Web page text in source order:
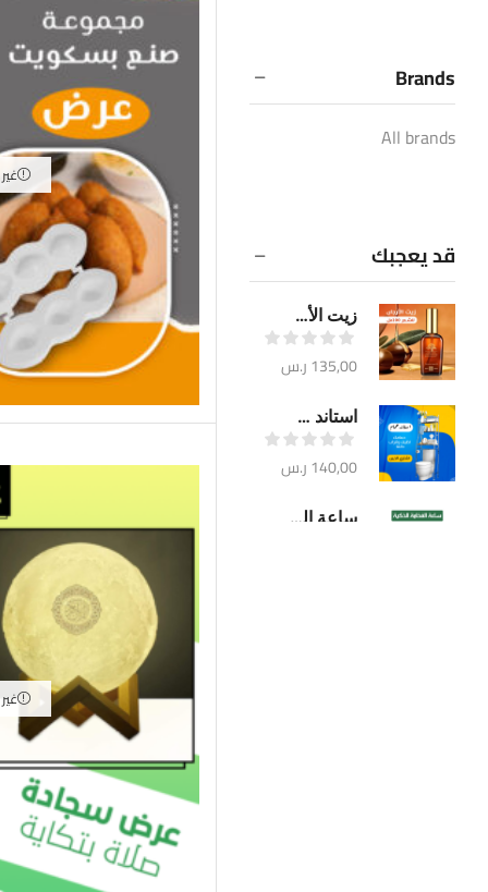
Brands
All brands
قد يعجبك
زيت الأرجان لإنبات الشعر 100مل
135,00ر.س
استاند حمام ثلاثة أرفف
140,00ر.س
ساعة الفخامة الذكية